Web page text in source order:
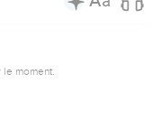
moment.